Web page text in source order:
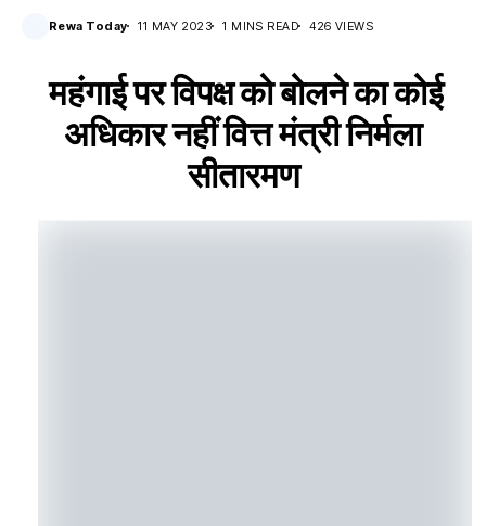
Rewa Today 11 MAY 2023 1 MINS READ 426 VIEWS
महंगाई पर विपक्ष को बोलने का कोई
अधिकार नहीं वित्त मंत्री निर्मला
सीतारमण